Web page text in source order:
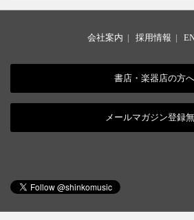
会社案内 | 採用情報 |
書店・楽器店の方へ
メールマガジン登録